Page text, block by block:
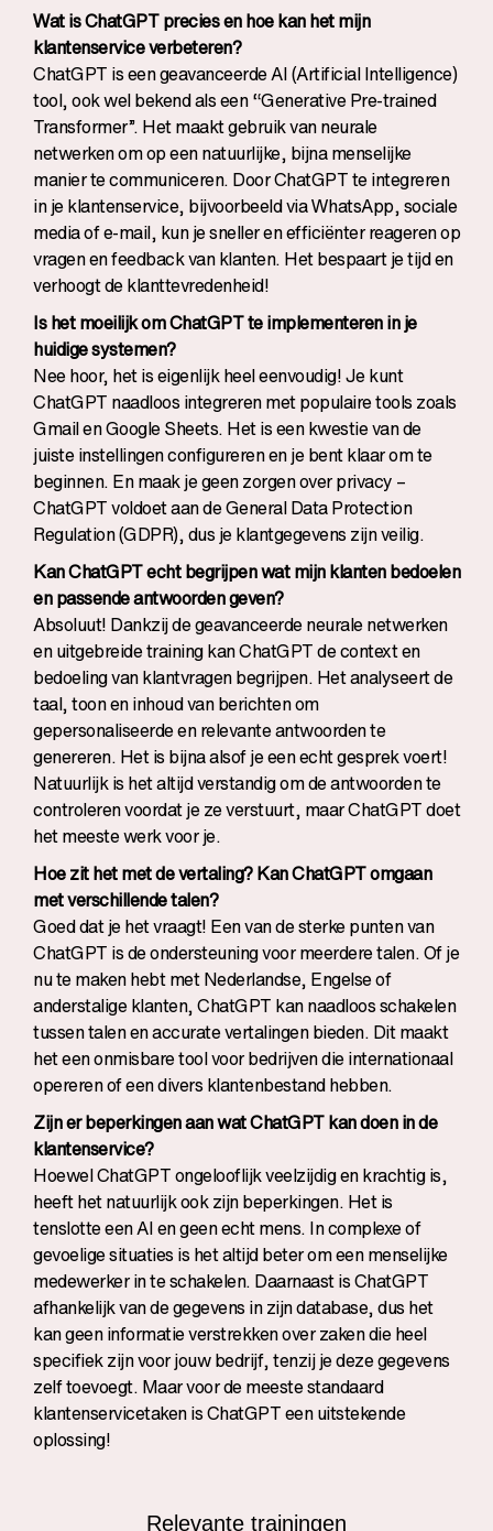
Wat is ChatGPT precies en hoe kan het mijn
klantenservice verbeteren?
ChatGPT is een geavanceerde AI (Artificial Intelligence)
tool, ook wel bekend als een “Generative Pre-trained
Transformer”. Het maakt gebruik van neurale
netwerken om op een natuurlijke, bijna menselijke
manier te communiceren. Door ChatGPT te integreren
in je klantenservice, bijvoorbeeld via WhatsApp, sociale
media of e-mail, kun je sneller en efficiënter reageren op
vragen en feedback van klanten. Het bespaart je tijd en
verhoogt de klanttevredenheid!
Is het moeilijk om ChatGPT te implementeren in je
huidige systemen?
Nee hoor, het is eigenlijk heel eenvoudig! Je kunt
ChatGPT naadloos integreren met populaire tools zoals
Gmail en Google Sheets. Het is een kwestie van de
juiste instellingen configureren en je bent klaar om te
beginnen. En maak je geen zorgen over privacy –
ChatGPT voldoet aan de General Data Protection
Regulation (GDPR), dus je klantgegevens zijn veilig.
Kan ChatGPT echt begrijpen wat mijn klanten bedoelen
en passende antwoorden geven?
Absoluut! Dankzij de geavanceerde neurale netwerken
en uitgebreide training kan ChatGPT de context en
bedoeling van klantvragen begrijpen. Het analyseert de
taal, toon en inhoud van berichten om
gepersonaliseerde en relevante antwoorden te
genereren. Het is bijna alsof je een echt gesprek voert!
Natuurlijk is het altijd verstandig om de antwoorden te
controleren voordat je ze verstuurt, maar ChatGPT doet
het meeste werk voor je.
Hoe zit het met de vertaling? Kan ChatGPT omgaan
met verschillende talen?
Goed dat je het vraagt! Een van de sterke punten van
ChatGPT is de ondersteuning voor meerdere talen. Of je
nu te maken hebt met Nederlandse, Engelse of
anderstalige klanten, ChatGPT kan naadloos schakelen
tussen talen en accurate vertalingen bieden. Dit maakt
het een onmisbare tool voor bedrijven die internationaal
opereren of een divers klantenbestand hebben.
Zijn er beperkingen aan wat ChatGPT kan doen in de
klantenservice?
Hoewel ChatGPT ongelooflijk veelzijdig en krachtig is,
heeft het natuurlijk ook zijn beperkingen. Het is
tenslotte een AI en geen echt mens. In complexe of
gevoelige situaties is het altijd beter om een menselijke
medewerker in te schakelen. Daarnaast is ChatGPT
afhankelijk van de gegevens in zijn database, dus het
kan geen informatie verstrekken over zaken die heel
specifiek zijn voor jouw bedrijf, tenzij je deze gegevens
zelf toevoegt. Maar voor de meeste standaard
klantenservicetaken is ChatGPT een uitstekende
oplossing!
Relevante trainingen